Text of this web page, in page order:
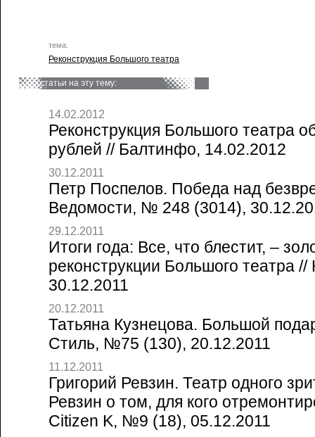
тема:
Реконструкция Большого театра
статьи на эту тему:
14.02.2012
Реконструкция Большого театра
рублей // Балтинфо, 14.02.2012
30.12.2011
Петр Поспелов. Победа над
Ведомости, № 248 (3014),
29.12.2011
Итоги года: Все, что блестит, –
реконструкции Большого театра //
30.12.2011
20.12.2011
Татьяна Кузнецова. Большой
Стиль, №75 (130), 20.12.2011
11.12.2011
Григорий Ревзин. Театр одного
Ревзин о том, для кого
Citizen K, №9 (18), 05.12.2011